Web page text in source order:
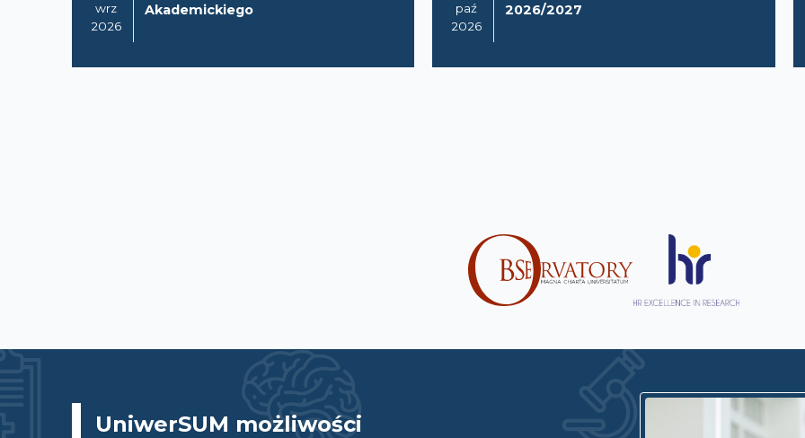
wrz
2026
Akademickiego
paź
2026
2026/2027
UniwerSUM możliwości